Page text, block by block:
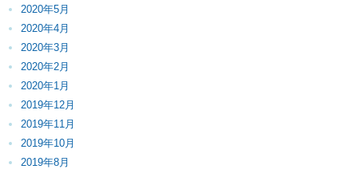
2020年5月
2020年4月
2020年3月
2020年2月
2020年1月
2019年12月
2019年11月
2019年10月
2019年8月